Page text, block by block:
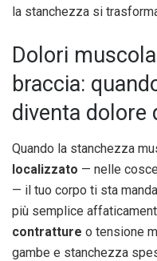
la stanchezza si
Dolori
braccia:
diventa dolore
Quando la stanchezza
localizzato — nelle
— il tuo corpo ti sta
più semplice
contratture o tensione
gambe e stanchezza